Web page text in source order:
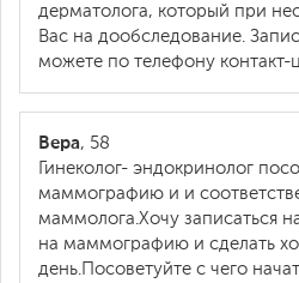
дерматолога, который при
Вас на дообследование.
можете по телефону контакт-
Вера, 58
Гинеколог- эндокринолог
маммографию и и
маммолога.Хочу записаться
на маммографию и сделать
день.Посоветуйте с чего